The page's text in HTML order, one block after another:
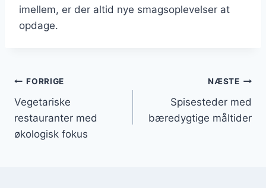
imellem, er der altid nye smagsoplevelser at
opdage.
Indlægsnavigation
FORRIGE
Vegetariske
restauranter med
økologisk fokus
NÆSTE
Spisesteder med
bæredygtige måltider